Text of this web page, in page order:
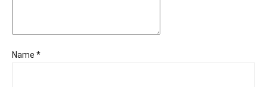
Name *